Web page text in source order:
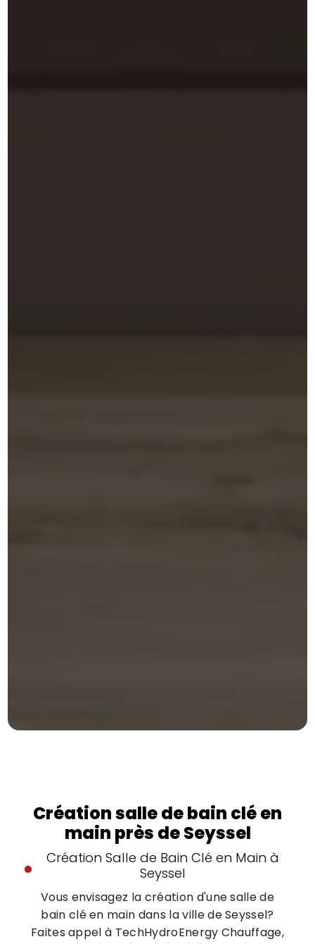
Création salle de bain clé en
main près de Seyssel
Création Salle de Bain Clé en Main à
Seyssel
Vous envisagez la création d'une salle de
bain clé en main dans la ville de Seyssel?
Faites appel à TechHydroEnergy Chauffage,